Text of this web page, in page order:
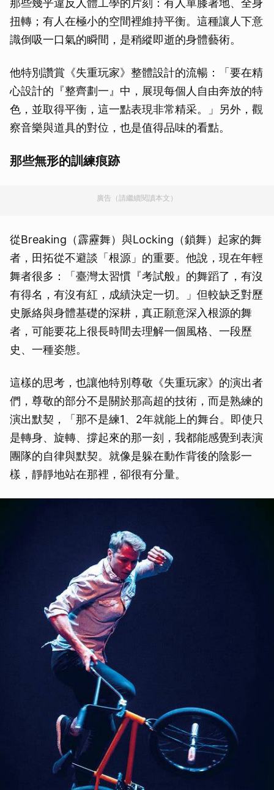
那些幾乎違反人體工學的片刻：有人單膝著地、全身
扭轉；有人在極小的空間裡維持平衡。這種讓人下意
識倒吸一口氣的瞬間，是稍縱即逝的身體藝術。
他特別讚賞《失重玩家》整體設計的流暢：「要在精
心設計的『整齊劃一』中，展現每個人自由奔放的特
色，並取得平衡，這一點表現非常精采。」另外，觀
察音樂與道具的對位，也是值得品味的看點。
那些無形的訓練痕跡
廣告（請繼續閱讀本文）
從Breaking（霹靂舞）與Locking（鎖舞）起家的舞
者，田拓從不避談「根源」的重要。他說，現在年輕
舞者很多：「臺灣太習慣『考試般』的舞蹈了，有沒
有得名，有沒有紅，成績決定一切。」但較缺乏對歷
史脈絡與身體基礎的深耕，真正願意深入根源的舞
者，可能要花上很長時間去理解一個風格、一段歷
史、一種姿態。
這樣的思考，也讓他特別尊敬《失重玩家》的演出者
們，尊敬的部分不是關於那高超的技術，而是熟練的
演出默契，「那不是練1、2年就能上的舞台。即使只
是轉身、旋轉、撐起來的那一刻，我都能感覺到表演
團隊的自律與默契。就像是躲在動作背後的陰影一
樣，靜靜地站在那裡，卻很有分量。